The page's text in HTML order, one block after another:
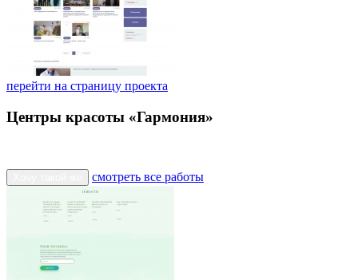
перейти на страницу проекта
Центры красоты «Гармония»
смотреть все работы